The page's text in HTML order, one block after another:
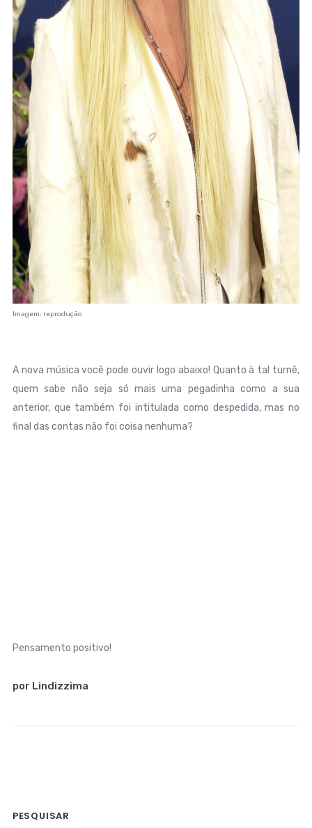
Imagem: reprodução
A nova música você pode ouvir logo abaixo! Quanto à tal turnê,
quem sabe não seja só mais uma pegadinha como a sua
anterior, que também foi intitulada como despedida, mas no
final das contas não foi coisa nenhuma?
Pensamento positivo!
por Lindizzima
PESQUISAR